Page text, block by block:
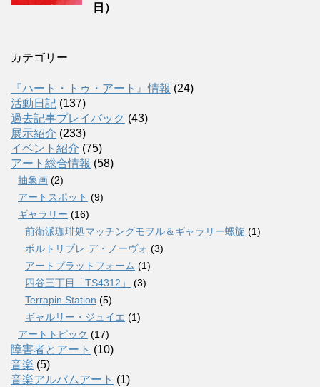
日）
カテゴリー
『ハート・トゥ・アート』情報 (24)
活動日記 (137)
過去記事プレイバック (43)
展示紹介 (233)
イベント紹介 (75)
アート総合情報 (58)
抽象画 (2)
アートスポット (9)
ギャラリー (16)
前衛派珈琲処マッチングモヲル＆ギャラリー螺旋 (1)
ポルトリブレ デ・ノーヴォ (3)
アートプラットフォーム (1)
四谷三丁目「TS4312」
(3)
Terrapin Station (5)
ギャルリー・ジュイエ (1)
アートトピック (17)
障害者とアート (10)
音楽 (5)
音楽アルバムアート (1)